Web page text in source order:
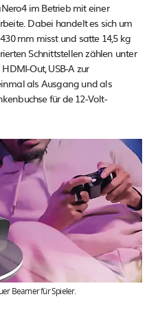
im Betrieb mit einer
Dabei handelt es sich um
mm misst und satte 14,5 kg
Schnittstellen zählen unter
Out, USB-A zur
als Ausgang und als
für de 12-Volt-
Beamer für Spieler.